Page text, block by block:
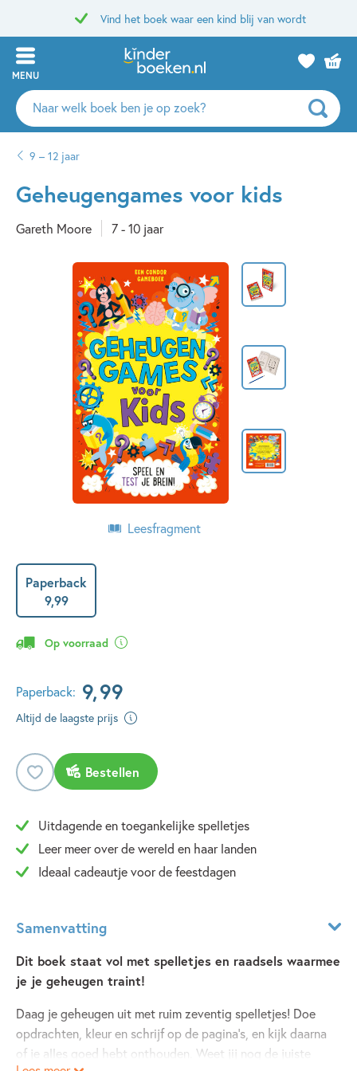
Vind het boek waar een kind blij van wordt
MENU
Zoeken
naar
auteurs
uitgevers
9 – 12 jaar
Geheugengames voor kids
Gareth Moore 7 - 10 jaar
Leesfragment
Paperback
9,99
Op voorraad
Paperback: 9,99
Altijd de laagste prijs
Bestellen
Uitdagende en toegankelijke spelletjes
Leer meer over de wereld en haar landen
Ideaal cadeautje voor de feestdagen
Samenvatting
Dit boek staat vol met spelletjes en raadsels waarmee
je je geheugen traint!
Daag je geheugen uit met ruim zeventig spelletjes! Doe
opdrachten, kleur en schrijf op de pagina's, en kijk daarna
of je alles goed hebt onthouden. Weet jij nog de juiste